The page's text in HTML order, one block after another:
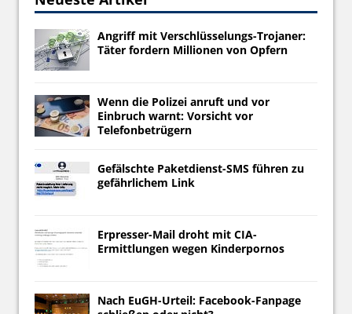
Angriff mit Verschlüsselungs-Trojaner:
Täter fordern Millionen von Opfern
Wenn die Polizei anruft und vor
Einbruch warnt: Vorsicht vor
Telefonbetrügern
Gefälschte Paketdienst-SMS führen zu
gefährlichem Link
Erpresser-Mail droht mit CIA-
Ermittlungen wegen Kinderpornos
Nach EuGH-Urteil: Facebook-Fanpage